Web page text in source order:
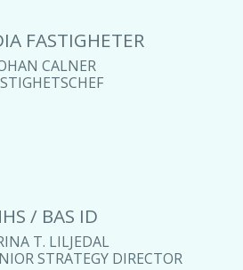
FASTIGHETER
CALNER
/ BAS ID
T. LILJEDAL
STRATEGY DIRECTOR